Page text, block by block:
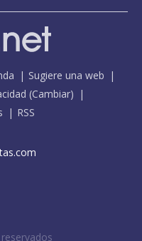
Sugiere una web
(Cambiar)
RSS